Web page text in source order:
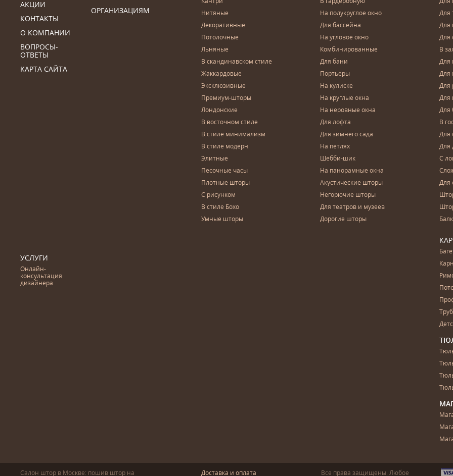
АКЦИИ
КОНТАКТЫ
О КОМПАНИИ
ВОПРОСЫ-
ОТВЕТЫ
КАРТА САЙТА
ОРГАНИЗАЦИЯМ
УСЛУГИ
Онлайн-
консультация
дизайнера
Нитяные
Декоративные
Потолочные
Льняные
В скандинавском стиле
Жаккардовые
Эксклюзивные
Премиум-шторы
Лондонские
В восточном стиле
В стиле минимализм
В стиле модерн
Элитные
Песочные часы
Плотные шторы
С рисунком
В стиле Бохо
Умные шторы
На полукруглое окно
Для бассейна
На угловое окно
Комбинированные
Для бани
Портьеры
На кулиске
На круглые окна
На неровные окна
Для лофта
Для зимнего сада
На петлях
Шебби-шик
На панорамные окна
Акустические шторы
Негорючие шторы
Для театров и музеев
Дорогие шторы
Для
Для
Для
В
Для
Для
Для
Для
Для
В
Для
Для
С
Для
Салон штор в Москве: пошив штор на Доставка и оплата Все права защищены. Любое